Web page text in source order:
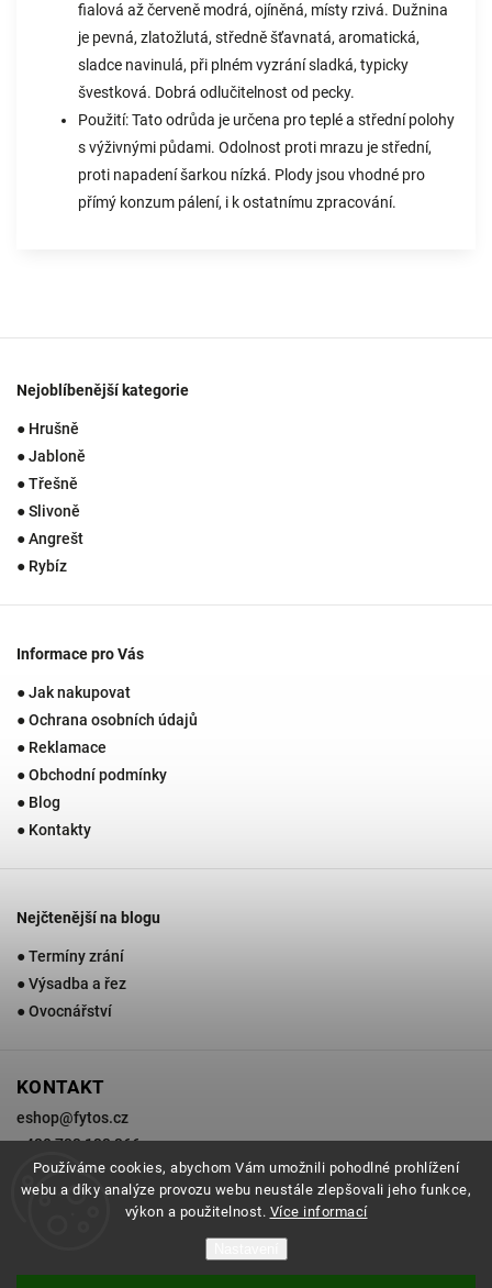
Používáme cookies, abychom Vám umožnili pohodlné prohlížení
webu a díky analýze provozu webu neustále zlepšovali jeho funkce,
výkon a použitelnost. Více informací
fialová až červeně modrá, ojíněná, místy rzivá. Dužnina
je pevná, zlatožlutá, středně šťavnatá, aromatická,
sladce navinulá, při plném vyzrání sladká, typicky
švestková. Dobrá odlučitelnost od pecky.
Použití: Tato odrůda je určena pro teplé a střední polohy
s výživnými půdami. Odolnost proti mrazu je střední,
proti napadení šarkou nízká. Plody jsou vhodné pro
přímý konzum pálení, i k ostatnímu zpracování.
Nejoblíbenější kategorie
● Hrušně
● Jabloně
● Třešně
● Slivoně
● Angrešt
● Rybíz
Informace pro Vás
● Jak nakupovat
● Ochrana osobních údajů
● Reklamace
● Obchodní podmínky
● Blog
● Kontakty
Nejčtenější na blogu
● Termíny zrání
● Výsadba a řez
● Ovocnářství
KONTAKT
eshop@fytos.cz
+420 733 133 366
Zahradnictví Fytos. Všechna práva vyhrazena.
Grafický návrh vytvořil a nakódoval